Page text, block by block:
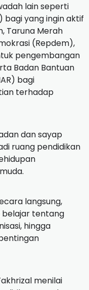
lain seperti
bagi yang ingin aktif
Taruna Merah
(Repdem),
pengembangan
Badan Bantuan
bagi
terhadap
dan sayap
ruang pendidikan
langsung,
belajar tentang
hingga
menilai